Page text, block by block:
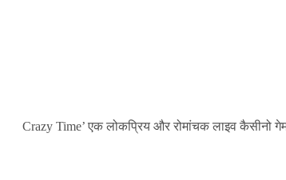
‘Crazy Time’ एक लोकप्रिय और रोमांचक लाइव